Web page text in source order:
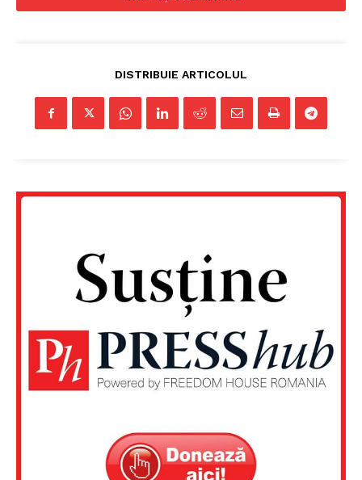
Un proiect
FREEDOM HOUSE ROMÂNIA
PRESShub
Despre noi / Echipa
Proiecte editoriale
DISTRIBUIE ARTICOLUL